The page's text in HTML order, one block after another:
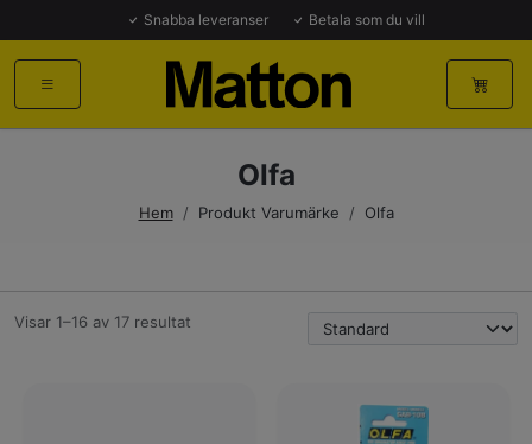
Snabba leveranser Betala som du vill
Olfa
Hem / Produkt Varumärke / Olfa
Visar 1–16 av 17 resultat